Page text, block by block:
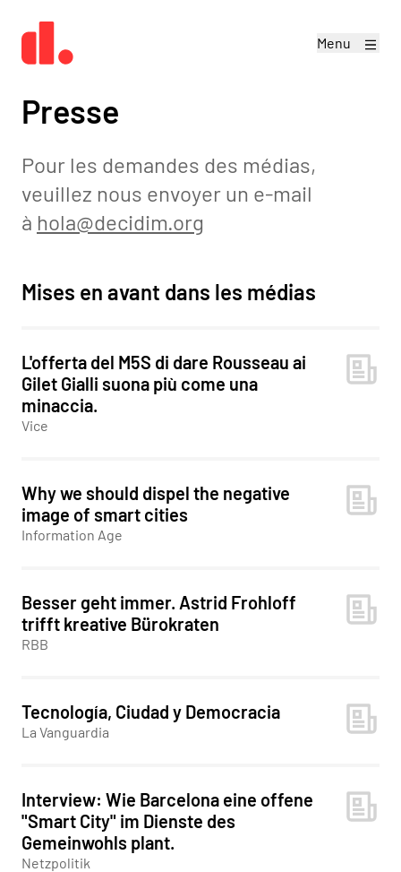
Menu
Presse
Pour les demandes des médias,
veuillez nous envoyer un e-mail
à hola@decidim.org
Mises en avant dans les médias
L'offerta del M5S di dare Rousseau ai
Gilet Gialli suona più come una
minaccia.
Vice
Why we should dispel the negative
image of smart cities
Information Age
Besser geht immer. Astrid Frohloff
trifft kreative Bürokraten
RBB
Tecnología, Ciudad y Democracia
La Vanguardia
Interview: Wie Barcelona eine offene
"Smart City" im Dienste des
Gemeinwohls plant.
Netzpolitik